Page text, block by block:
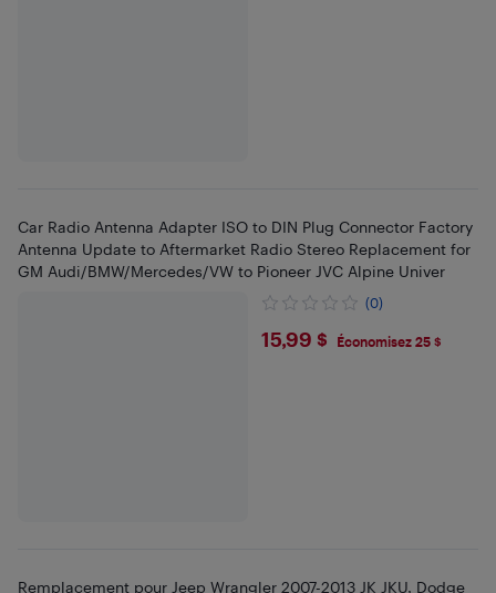
Car Radio Antenna Adapter ISO to DIN Plug Connector Factory
Antenna Update to Aftermarket Radio Stereo Replacement for
GM Audi/BMW/Mercedes/VW to Pioneer JVC Alpine Univer
(0)
$15.99
15,99 $ Économisez 25 $
Remplacement pour Jeep Wrangler 2007-2013 JK JKU, Dodge